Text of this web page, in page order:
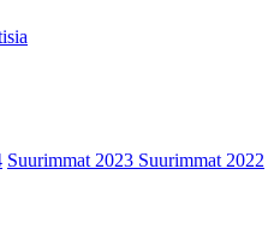
Suurimmat 2023 Suurimmat 2022